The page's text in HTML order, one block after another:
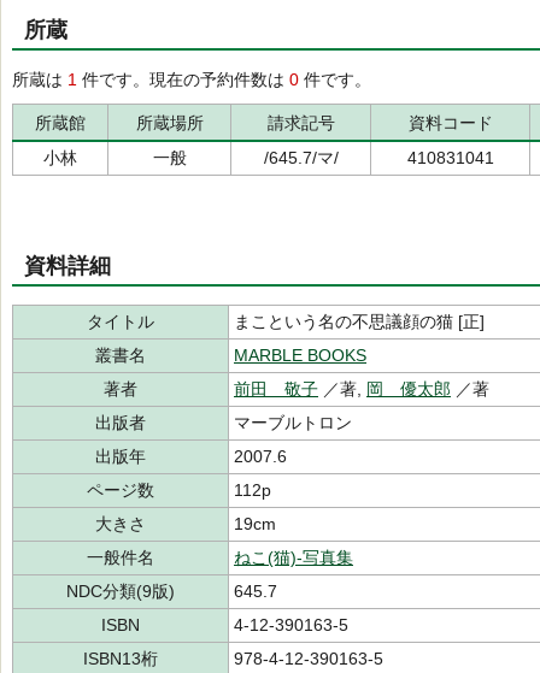
所蔵
所蔵は 1 件です。現在の予約件数は 0 件です。
所蔵館 所蔵場所 請求記号
資料コード
小林
一般 /645.7/マ/ 410831041
資料詳細
タイトル
まこという名の不思議顔の猫 [正]
叢書名
MARBLE BOOKS
著者
前田 敬子 ／著, 岡 優太郎 ／著
出版者
マーブルトロン
出版年
2007.6
ページ数
112p
大きさ
19cm
一般件名
ねこ(猫)-写真集
NDC分類(9版)
645.7
ISBN
4-12-390163-5
ISBN13桁
978-4-12-390163-5